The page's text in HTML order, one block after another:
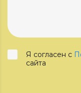
Я согласен с
сайта